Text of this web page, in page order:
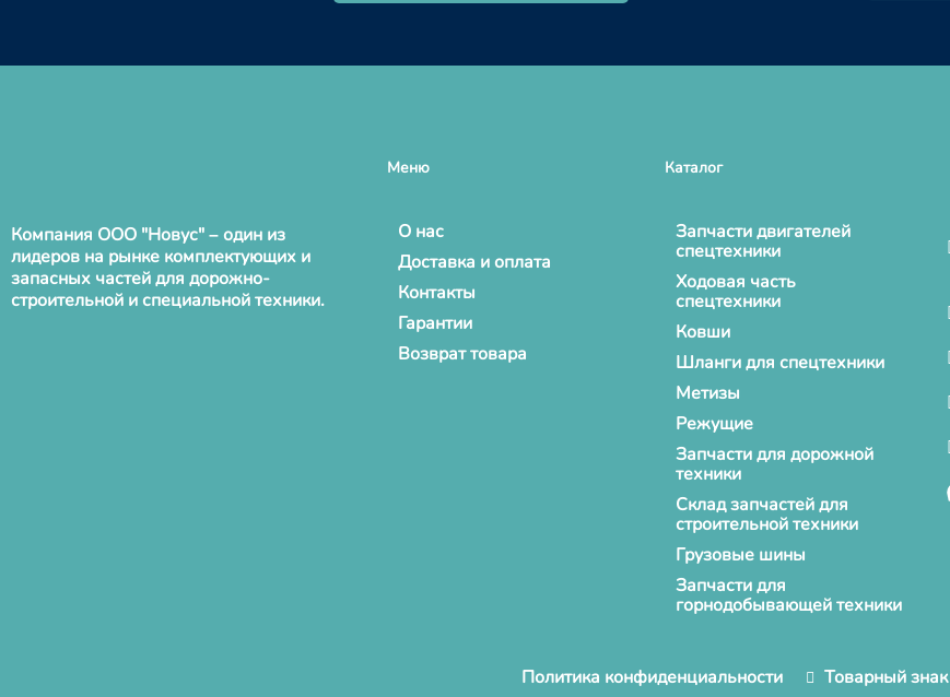
Компания ООО "Новус" – один из
лидеров на рынке комплектующих и
запасных частей для дорожно-
строительной и специальной техники.
Меню
О нас
Доставка и оплата
Контакты
Гарантии
Возврат товара
Каталог
Запчасти двигателей
спецтехники
Ходовая часть
спецтехники
Ковши
Шланги для спецтехники
Метизы
Режущие
Запчасти для дорожной
техники
Склад запчастей для
строительной техники
Грузовые шины
Запчасти для
горнодобывающей техники
Политика конфиденциальности Товарный знак